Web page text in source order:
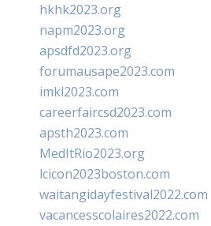
hkhk2023.org
napm2023.org
apsdfd2023.org
forumausape2023.com
imkl2023.com
careerfaircsd2023.com
apsth2023.com
MedItRio2023.org
lcicon2023boston.com
waitangidayfestival2022.com
vacancesscolaires2022.com